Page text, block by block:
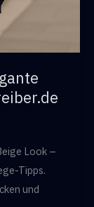
Look –
Tipps.
und